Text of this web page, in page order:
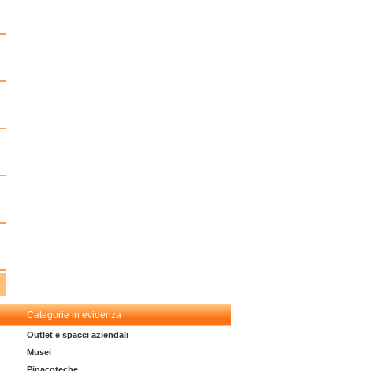
Categorie in evidenza
Outlet e spacci aziendali
Musei